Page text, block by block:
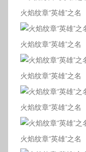
火焰纹章“英雄”之名
火焰纹章“英雄”之名
火焰纹章“英雄”之名
火焰纹章“英雄”之名
火焰纹章“英雄”之名